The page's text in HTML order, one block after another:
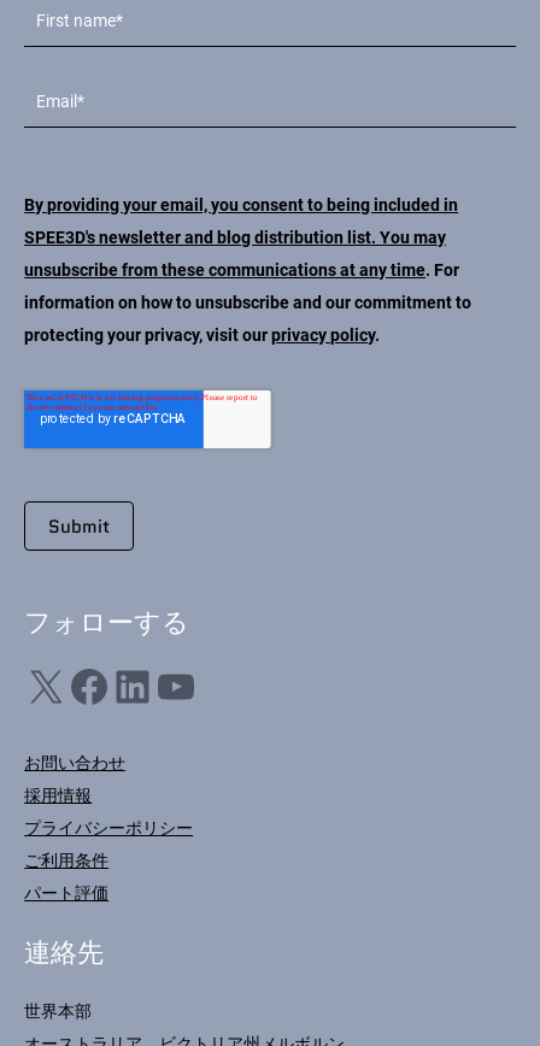
By providing your email, you consent to being included in
SPEE3D's newsletter and blog distribution list. You may
unsubscribe from these communications at any time. For
information on how to unsubscribe and our commitment to
protecting your privacy, visit ourprivacy policy.
フォローする
X フェイスブックLinkedIn ユーチューブ
お問い合わせ
採用情報
プライバシーポリシー
ご利用条件
パート評価
連絡先
世界本部